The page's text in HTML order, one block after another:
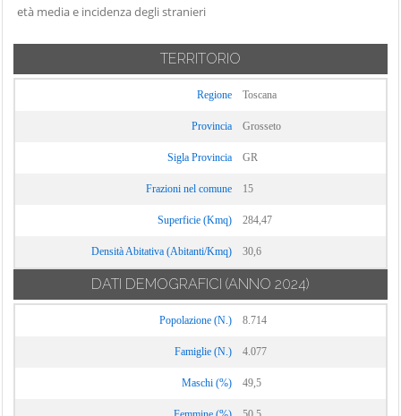
età media e incidenza degli stranieri
TERRITORIO
Regione Toscana
Provincia Grosseto
Sigla Provincia GR
Frazioni nel comune 15
Superficie (Kmq) 284,47
Densità Abitativa (Abitanti/Kmq) 30,6
DATI DEMOGRAFICI (ANNO 2024)
Popolazione (N.) 8.714
Famiglie (N.) 4.077
Maschi (%) 49,5